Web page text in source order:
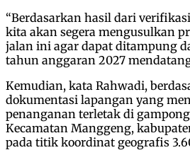
“Berdasarkan hasil dari
kita akan segera mengusulkan
jalan ini agar dapat ditampung
tahun anggaran 2027
Kemudian, kata Rahwadi,
dokumentasi lapangan yang
penanganan terletak di
Kecamatan Manggeng,
pada titik koordinat geografis